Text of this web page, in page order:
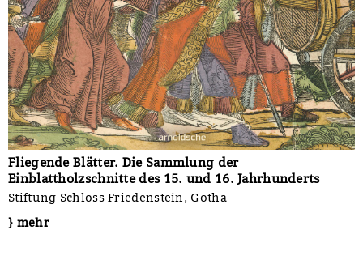
Fliegende Blätter. Die Sammlung der
Einblattholzschnitte des 15. und 16. Jahrhunderts
Stiftung Schloss Friedenstein, Gotha
} mehr